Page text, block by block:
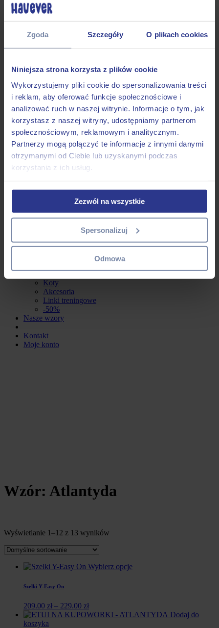
Zgoda Szczegóły O plikach cookies
Niniejsza strona korzysta z plików cookie
Wykorzystujemy pliki cookie do spersonalizowania treści
i reklam, aby oferować funkcje społecznościowe i
analizować ruch w naszej witrynie. Informacje o tym, jak
korzystasz z naszej witryny, udostępniamy partnerom
społecznościowym, reklamowym i analitycznym.
Partnerzy mogą połączyć te informacje z innymi danymi
otrzymanymi od Ciebie lub uzyskanymi podczas
korzystania z ich usług.
Zezwól na wszystkie
Spersonalizuj
Odmowa
Smycz przepinana dla kota
Obroże dla psa
Dla psiarzy
Linki treningowe
Małe Psy
Gotowe smycze
Gotowe obroże
Gotowe szelki
Średnie Psy
Gotowe smycze
Gotowe obroże
Gotowe szelki
Duże Psy
Małe psy
Obroże
Szelki
Duże psy
Smycze
Koty
Akcesoria
Linki treningowe
-50%
Nasze wzory
Kontakt
Moje konto
Wzór: Atlantyda
Wyświetlanie 1–12 z 13 wyników
Wybierz opcje
Szelki Y-Easy On
209.00 zł – 229.00 zł
Dodaj do
koszyka